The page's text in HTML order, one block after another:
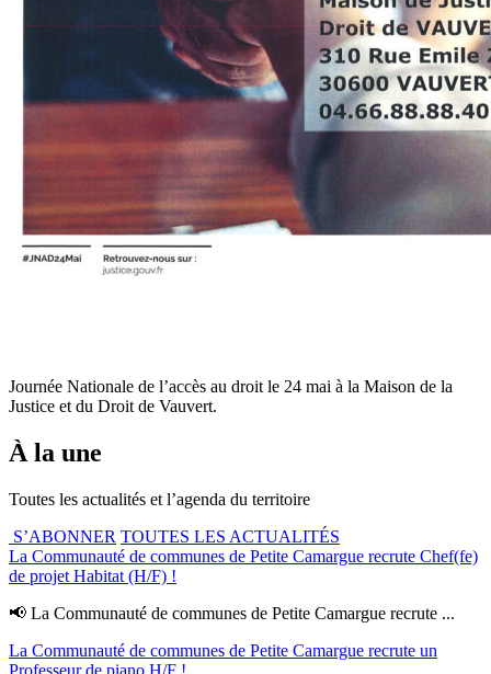
Journée Nationale de l’accès au droit le 24 mai à la Maison de la
Justice et du Droit de Vauvert.
À la une
Toutes les actualités et l’agenda du territoire
S’ABONNER TOUTES LES ACTUALITÉS
La Communauté de communes de Petite Camargue recrute Chef(fe)
de projet Habitat (H/F) !
📢 La Communauté de communes de Petite Camargue recrute ...
La Communauté de communes de Petite Camargue recrute un
Professeur de piano H/F !